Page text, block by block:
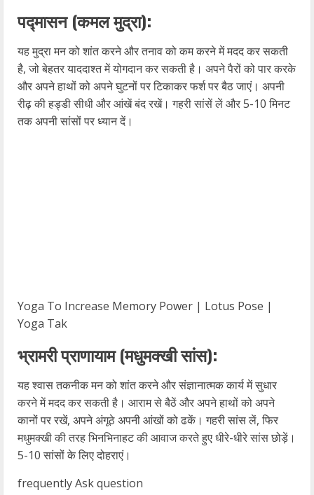
पद्मासन (कमल मुद्रा):
यह मुद्रा मन को शांत करने और तनाव को कम करने में मदद कर सकती
है, जो बेहतर याददाश्त में योगदान कर सकती है। अपने पैरों को पार करके
और अपने हाथों को अपने घुटनों पर टिकाकर फर्श पर बैठ जाएं। अपनी
रीढ़ की हड्डी सीधी और आंखें बंद रखें। गहरी सांसें लें और 5-10 मिनट
तक अपनी सांसों पर ध्यान दें।
Yoga To Increase Memory Power | Lotus Pose |
Yoga Tak
भ्रामरी प्राणायाम (मधुमक्खी सांस):
यह श्वास तकनीक मन को शांत करने और संज्ञानात्मक कार्य में सुधार
करने में मदद कर सकती है। आराम से बैठें और अपने हाथों को अपने
कानों पर रखें, अपने अंगूठे अपनी आंखों को ढकें। गहरी सांस लें, फिर
मधुमक्खी की तरह भिनभिनाहट की आवाज करते हुए धीरे-धीरे सांस छोड़ें।
5-10 सांसों के लिए दोहराएं।
frequently Ask question